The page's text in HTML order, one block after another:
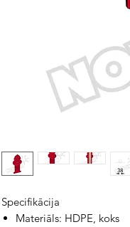
Specifikācija
Materiāls: HDPE, koks